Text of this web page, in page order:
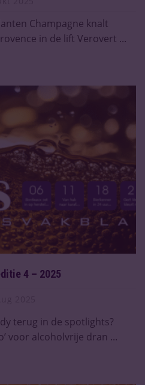
Champagne knalt
in de lift Verovert ...
4 – 2025
terug in de spotlights?
voor alcoholvrije dran ...